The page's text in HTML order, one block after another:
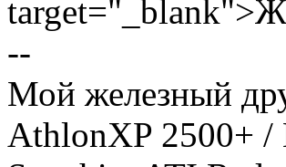
--
Мой железный
AthlonXP 2500+